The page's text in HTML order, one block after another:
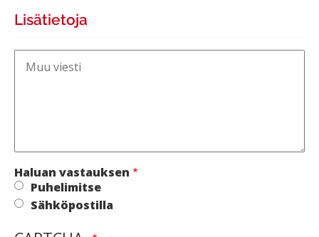
Lisätietoja
Muu viesti
Haluan vastauksen
Puhelimitse
Sähköpostilla